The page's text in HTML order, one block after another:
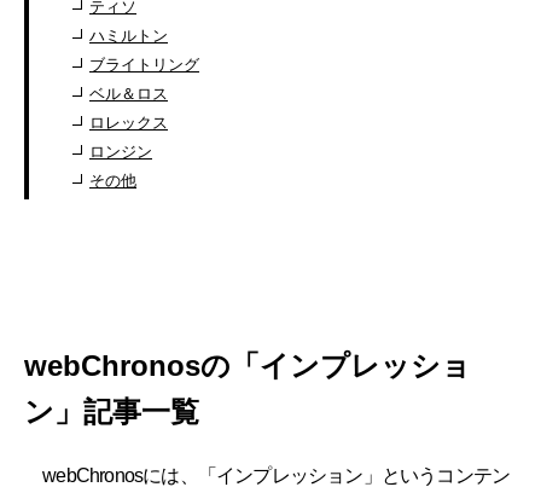
ティソ
ハミルトン
ブライトリング
ベル＆ロス
ロレックス
ロンジン
その他
webChronosの「インプレッショ
ン」記事一覧
webChronosには、「インプレッション」というコンテン